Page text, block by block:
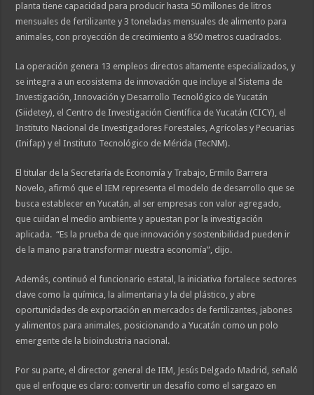
planta tiene capacidad para producir hasta 50 millones de litros
mensuales de fertilizante y 3 toneladas mensuales de alimento para
animales, con proyección de crecimiento a 850 metros cuadrados.
La operación genera 13 empleos directos altamente especializados, y
se integra a un ecosistema de innovación que incluye al Sistema de
Investigación, Innovación y Desarrollo Tecnológico de Yucatán
(Siidetey), el Centro de Investigación Científica de Yucatán (CICY), el
Instituto Nacional de Investigadores Forestales, Agrícolas y Pecuarias
(Inifap) y el Instituto Tecnológico de Mérida (TecNM).
El titular de la Secretaría de Economía y Trabajo, Ermilo Barrera
Novelo, afirmó que el IEM representa el modelo de desarrollo que se
busca establecer en Yucatán, al ser empresas con valor agregado,
que cuidan el medio ambiente y apuestan por la investigación
aplicada. “Es la prueba de que innovación y sostenibilidad pueden ir
de la mano para transformar nuestra economía”, dijo.
Además, continuó el funcionario estatal, la iniciativa fortalece sectores
clave como la química, la alimentaria y la del plástico, y abre
oportunidades de exportación en mercados de fertilizantes, jabones
y alimentos para animales, posicionando a Yucatán como un polo
emergente de la bioindustria nacional.
Por su parte, el director general de IEM, Jesús Delgado Madrid, señaló
que el enfoque es claro: convertir un desafío como el sargazo en